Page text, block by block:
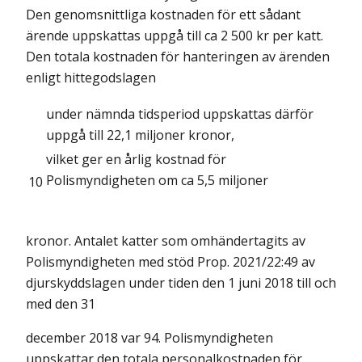
Den genomsnittliga kostnaden för ett sådant
ärende uppskattas uppgå till ca 2 500 kr per katt.
Den totala kostnaden för hanteringen av ärenden
enligt hittegodslagen
under nämnda tidsperiod uppskattas därför
uppgå till 22,1 miljoner kronor,
10
vilket ger en årlig kostnad för
Polismyndigheten om ca 5,5 miljoner
kronor. Antalet katter som omhändertagits av
Polismyndigheten med stöd Prop. 2021/22:49 av
djurskyddslagen under tiden den 1 juni 2018 till och
med den 31
december 2018 var 94. Polismyndigheten